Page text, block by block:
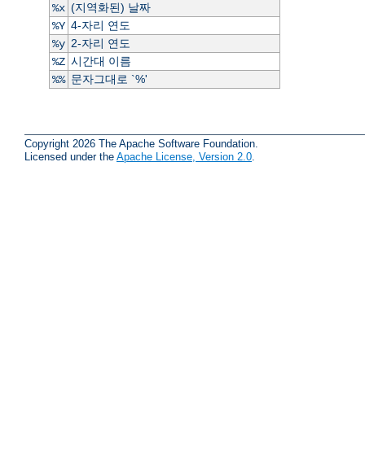
%x (지역화된) 날짜
%Y 4-자리 연도
%y 2-자리 연도
%Z 시간대 이름
%% 문자그대로 `%'
Copyright 2026 The Apache Software Foundation.
Licensed under the Apache License, Version 2.0